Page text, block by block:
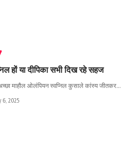
हों या दीपिका सभी दिख रहे सहज
माहौल ओलंपियन स्वप्निल कुसाले कांस्य जीतकर…
6, 2025